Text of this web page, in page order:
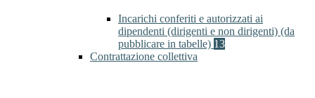
Incarichi conferiti e autorizzati ai
dipendenti (dirigenti e non dirigenti) (da
pubblicare in tabelle) 13
Contrattazione collettiva